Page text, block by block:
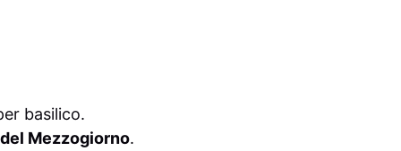
basilico.
Mezzogiorno.